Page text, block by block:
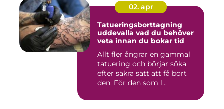
02. apr
Tatueringsborttagning
uddevalla vad du behöver
veta innan du bokar tid
Allt fler ångrar en gammal
tatuering och börjar söka
efter säkra sätt att få bort
den. För den som l...